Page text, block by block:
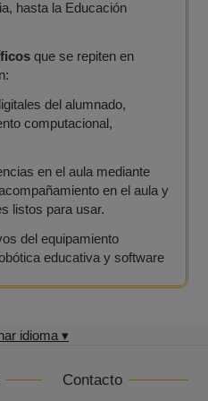
hasta la Educación
que se repiten en
del alumnado,
computacional,
en el aula mediante
en el aula y
listos para usar.
del equipamiento
educativa y software
idioma ▾
Contacto